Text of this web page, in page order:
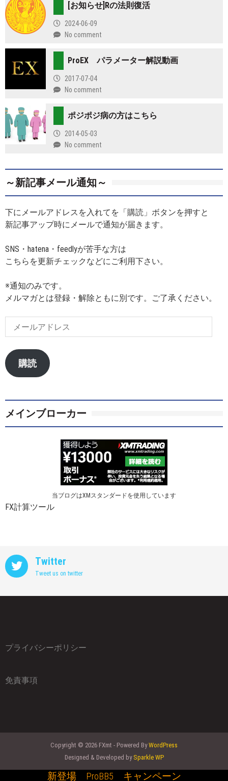
[お知らせ]Rの法則復活
2024-06-09
No comment
ProEX パラメーター解説動画
2017-07-04
No comment
ポジポジ病の方はこちら
2014-05-03
No comment
～新記事メール通知～
下にメールアドレスを入れてを「購読」ボタンを押すと
新記事アップ時にメールで通知が届きます。
SNS・hatena・feedlyが苦手な方は
こちらを更新チェックなどにご利用下さい。
※通知のみです。
メルマガとは登録・解除ともに別です。ご了承ください。
ー
ア
ド
購読
メインブローカー
当ブログはXMスタンダードを使用しています
FX計算ツール
Twitter
Tweet us on twitter
プライバシーポリシー
免責事項
Copyright © 2026 FXmt - Powered ByWordPress
Designed & Developed by Sparkle WP
新登場 ProBB5 キャンペーン